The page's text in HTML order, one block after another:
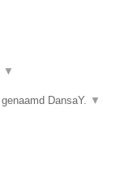
▼
DansaY. ▼